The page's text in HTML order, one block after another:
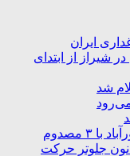
ایران
در شیراز از ابتدای
شد
جلوتر حرکت